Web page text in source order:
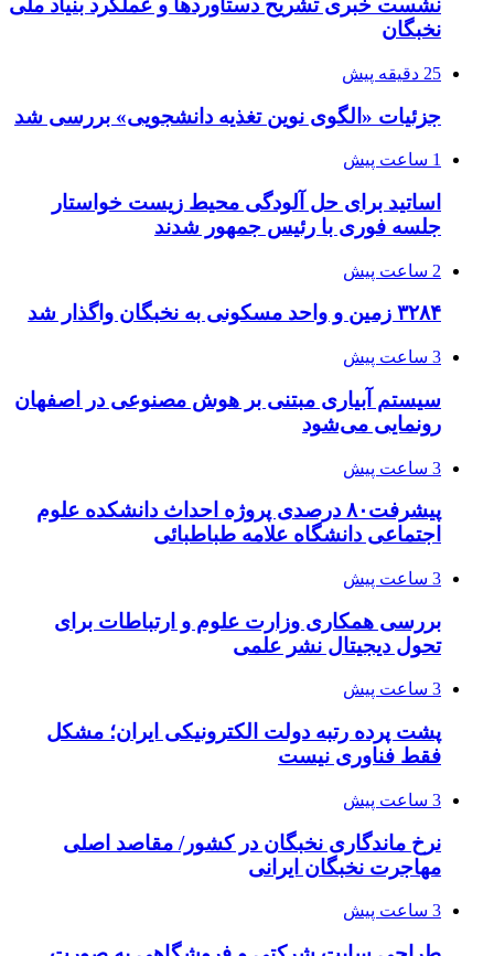
نشست خبری تشریح دستاوردها و عملکرد بنیاد ملی
نخبگان
25 دقیقه پیش
جزئیات «الگوی نوین تغذیه دانشجویی» بررسی شد
1 ساعت پیش
اساتید برای حل آلودگی محیط زیست خواستار
جلسه فوری با رئیس جمهور شدند
2 ساعت پیش
۳۲۸۴ زمین و واحد مسکونی به نخبگان واگذار شد
3 ساعت پیش
سیستم آبیاری مبتنی بر هوش مصنوعی در اصفهان
رونمایی می‌شود
3 ساعت پیش
پیشرفت۸۰ درصدی پروژه احداث دانشکده علوم
اجتماعی دانشگاه علامه طباطبائی
3 ساعت پیش
بررسی همکاری وزارت علوم و ارتباطات برای
تحول دیجیتال نشر علمی
3 ساعت پیش
پشت پرده رتبه دولت الکترونیکی ایران؛ مشکل
فقط فناوری نیست
3 ساعت پیش
نرخ ماندگاری نخبگان در کشور/ مقاصد اصلی
مهاجرت نخبگان ایرانی
3 ساعت پیش